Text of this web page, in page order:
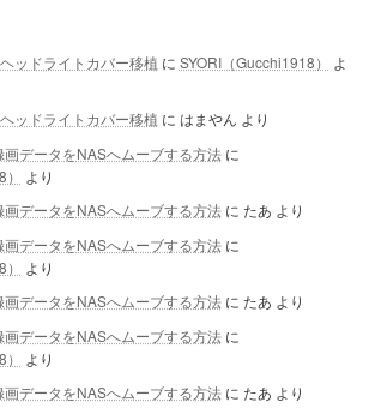
ッドライトカバー移植 に SYORI（Gucchi1918）
よ
ッドライトカバー移植 に はまやん より
データをNASへムーブする方法に
より
データをNASへムーブする方法に たあ より
データをNASへムーブする方法に
より
データをNASへムーブする方法に たあ より
データをNASへムーブする方法に
より
データをNASへムーブする方法に たあ より